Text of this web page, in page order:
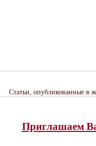
Статьи, опубликованные в
Приглашаем